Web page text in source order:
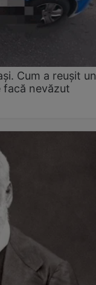
Cum a reușit un
facă nevăzut